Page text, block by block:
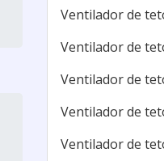
Ventilador de
Ventilador de
Ventilador de
Ventilador de
Ventilador de